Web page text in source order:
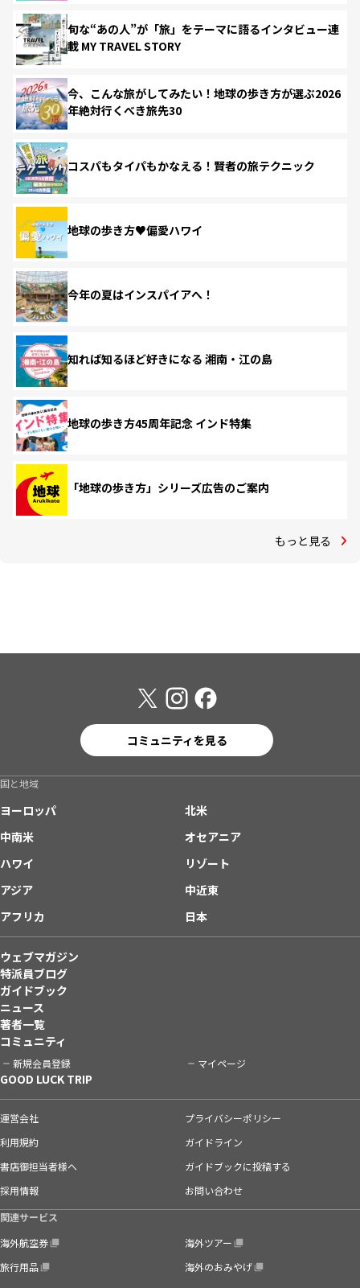
旬な“あの人”が「旅」をテーマに語るインタビュー連
載 MY TRAVEL STORY
今、こんな旅がしてみたい！地球の歩き方が選ぶ2026
年絶対行くべき旅先30
コスパもタイパもかなえる！賢者の旅テクニック
地球の歩き方♥偏愛ハワイ
今年の夏はインスパイアへ！
知れば知るほど好きになる 湘南・江の島
地球の歩き方45周年記念 インド特集
「地球の歩き方」シリーズ広告のご案内
もっと見る
コミュニティを見る
国と地域
ヨーロッパ
北米
中南米
オセアニア
ハワイ
リゾート
アジア
中近東
アフリカ
日本
ウェブマガジン
特派員ブログ
ガイドブック
ニュース
著者一覧
コミュニティ
新規会員登録 マイページ
GOOD LUCK TRIP
運営会社
プライバシーポリシー
利用規約
ガイドライン
書店御担当者様へ
ガイドブックに投稿する
採用情報
お問い合わせ
関連サービス
海外航空券
海外ツアー
旅行用品
海外のおみやげ